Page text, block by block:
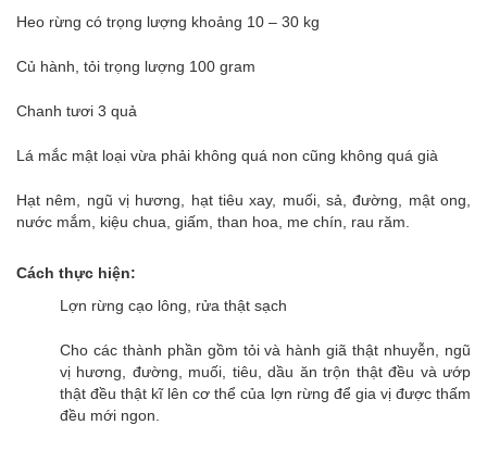
Heo rừng có trọng lượng khoảng 10 – 30 kg
Củ hành, tỏi trọng lượng 100 gram
Chanh tươi 3 quả
Lá mắc mật loại vừa phải không quá non cũng không quá già
Hạt nêm, ngũ vị hương, hạt tiêu xay, muối, sả, đường, mật ong,
nước mắm, kiệu chua, giấm, than hoa, me chín, rau răm.
Cách thực hiện:
Lợn rừng cạo lông, rửa thật sạch
Cho các thành phần gồm tỏi và hành giã thật nhuyễn, ngũ
vị hương, đường, muối, tiêu, dầu ăn trộn thật đều và ướp
thật đều thật kĩ lên cơ thể của lợn rừng để gia vị được thấm
đều mới ngon.